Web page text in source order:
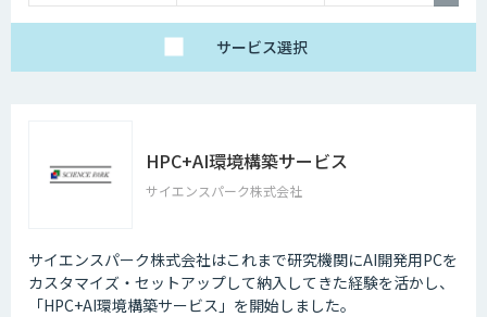
サービス選択
HPC+AI環境構築サービス
サイエンスパーク株式会社
サイエンスパーク株式会社はこれまで研究機関にAI開発用PCを
カスタマイズ・セットアップして納入してきた経験を活かし、
「HPC+AI環境構築サービス」を開始しました。